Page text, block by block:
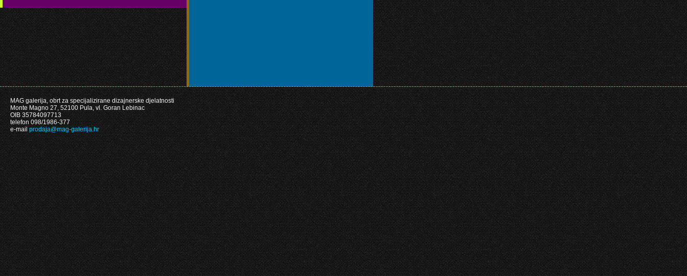
MAG galerija, obrt za specijalizirane dizajnerske djelatnosti
Monte Magno 27, 52100 Pula, vl. Goran Lebinac
OIB 35784097713
telefon 098/1986-377
e-mailprodaja@mag-galerija.hr